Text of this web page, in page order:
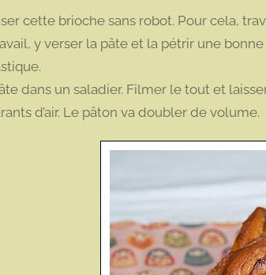
cette brioche sans robot. Pour cela,
y verser la pâte et la pétrir une
dans un saladier. Filmer le tout et
d’air. Le pâton va doubler de volume.